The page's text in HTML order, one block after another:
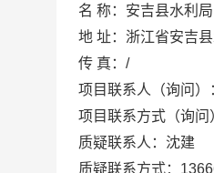
名 称： 安吉县水利局
地 址： 浙江省安吉
传 真： /
项目联系人（询问）
项目联系方式（询问
质疑联系人： 沈建
质疑联系方式：